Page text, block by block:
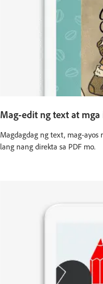
Mag-edit ng text at mga
Magdagdag ng text, mag-
lang nang direkta sa PDF mo.